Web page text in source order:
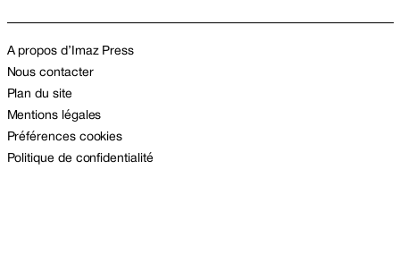
A propos d’Imaz Press
Nous contacter
Plan du site
Mentions légales
Préférences cookies
Politique de confidentialité